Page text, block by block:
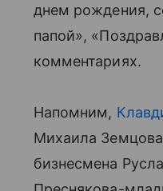
днем рождения,
папой»,
комментариях.
Напомним,
Михаила
бизнесмена